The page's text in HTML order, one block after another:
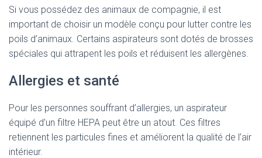
Si vous possédez des animaux de compagnie, il est
important de choisir un modèle conçu pour lutter contre les
poils d’animaux. Certains aspirateurs sont dotés de brosses
spéciales qui attrapent les poils et réduisent les allergènes.
Allergies et santé
Pour les personnes souffrant d’allergies, un aspirateur
équipé d’un filtre HEPA peut être un atout. Ces filtres
retiennent les particules fines et améliorent la qualité de l’air
intérieur.